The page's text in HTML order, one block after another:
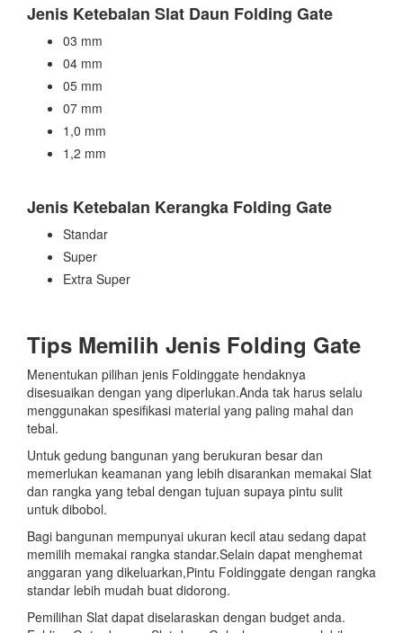
Jenis Ketebalan Slat Daun Folding Gate
03 mm
04 mm
05 mm
07 mm
1,0 mm
1,2 mm
Jenis Ketebalan Kerangka Folding Gate
Standar
Super
Extra Super
Tips Memilih Jenis Folding Gate
Menentukan pilihan jenis Foldinggate hendaknya
disesuaikan dengan yang diperlukan.Anda tak harus selalu
menggunakan spesifikasi material yang paling mahal dan
tebal.
Untuk gedung bangunan yang berukuran besar dan
memerlukan keamanan yang lebih disarankan memakai Slat
dan rangka yang tebal dengan tujuan supaya pintu sulit
untuk dibobol.
Bagi bangunan mempunyai ukuran kecil atau sedang dapat
memilih memakai rangka standar.Selain dapat menghemat
anggaran yang dikeluarkan,Pintu Foldinggate dengan rangka
standar lebih mudah buat didorong.
Pemilihan Slat dapat diselaraskan dengan budget anda.